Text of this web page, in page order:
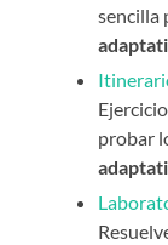
sencilla
probar